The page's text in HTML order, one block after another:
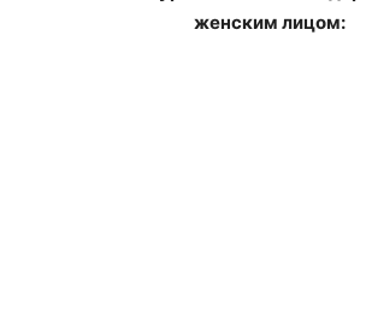
женским лицом: